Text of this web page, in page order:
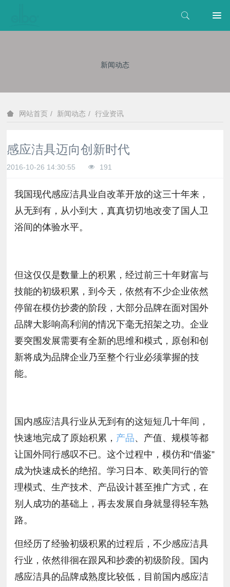
新闻动态
网站首页 新闻动态 行业资讯
感应洁具迈向创新时代
2016-10-26 14:30:55 191
我国现代感应洁具业自改革开放的这三十年来，
从无到有，从小到大，真真切切地改变了国人卫
浴间的体验水平。
但这仅仅是数量上的积累，经过前三十年财富与
技能的初级积累，到今天，依然有不少企业依然
停留在模仿抄袭的阶段，大部分品牌在面对国外
品牌大影响高利润的情况下毫无招架之功。企业
要突围发展需要有全新的思维和模式，原创和创
新将成为品牌企业乃至整个行业必须掌握的技
能。
国内感应洁具行业从无到有的这短短几十年间，
快速地完成了原始积累， 产品、产值、规模等都
让国外同行感叹不已。这个过程中，模仿和“借鉴”
成为快速成长的绝招。学习日本、欧美同行的管
理模式、生产技术、产品设计甚至推广方式，在
别人成功的基础上，再去发展自身就显得轻车熟
路。
但经历了经验初级积累的过程后，不少感应洁具
行业，依然徘徊在跟风和抄袭的初级阶段。国内
感应洁具的品牌成熟度比较低，目前国内感应洁